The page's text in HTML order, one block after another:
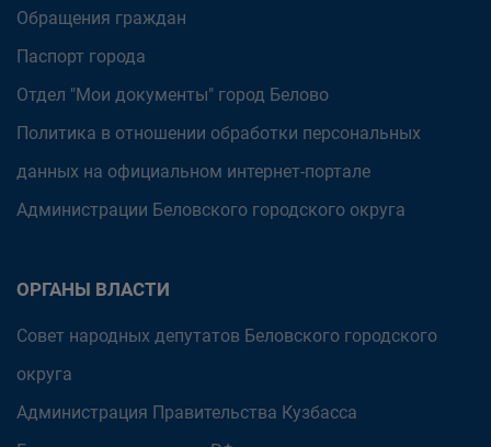
Обращения граждан
Паспорт города
Отдел "Мои документы" город Белово
Политика в отношении обработки персональных
данных на официальном интернет-портале
Администрации Беловского городского округа
ОРГАНЫ ВЛАСТИ
Совет народных депутатов Беловского городского
округа
Администрация Правительства Кузбасса